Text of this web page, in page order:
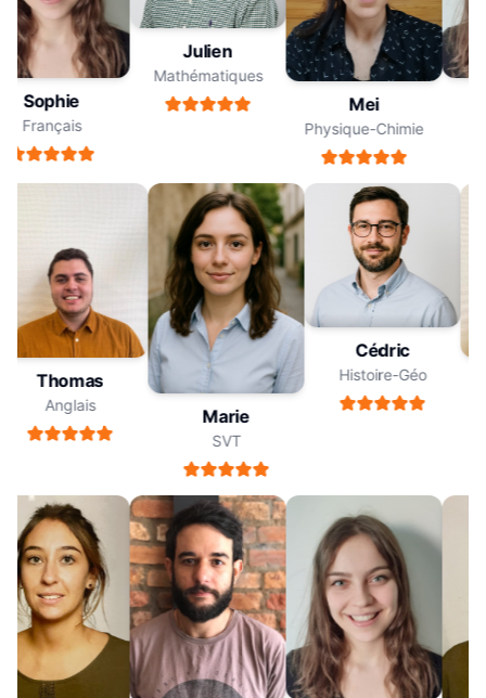
Sophie
Français
Julien
Mathématiques
Mei
Physique-Chimie
Thomas
Anglais
Marie
SVT
Cédric
Histoire-Géo